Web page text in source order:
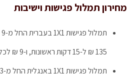
מחירון תמלול פגישות וישיבות
תמלול פגישות 1X1 בעברית
החל מ-9 ₪ לדקת הקלטה
135 ₪ ל-15 דקות ראשונות, ו-9 ₪ לכל דקת הקלטה נוספת**
תמלול פגישות 1X1 באנגלית
החל מ-13 ₪ לדקת הקלטה